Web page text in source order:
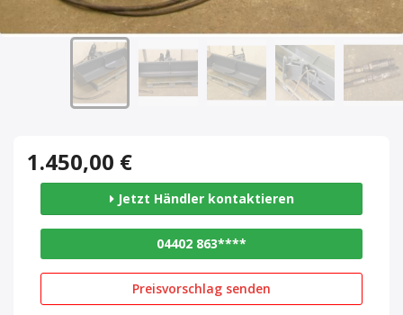
1.450,00 €
Jetzt Händler kontaktieren
04402 863****
Preisvorschlag senden